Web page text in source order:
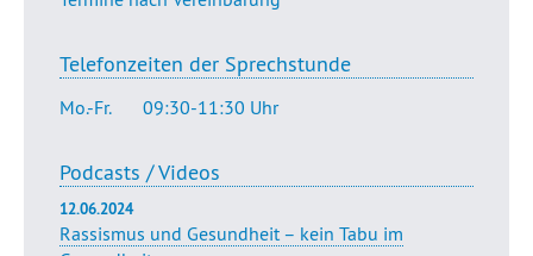
Telefonzeiten der Sprechstunde
Mo.-Fr. 09:30-11:30 Uhr
Podcasts / Videos
12.06.2024
Rassismus und Gesundheit – kein Tabu im